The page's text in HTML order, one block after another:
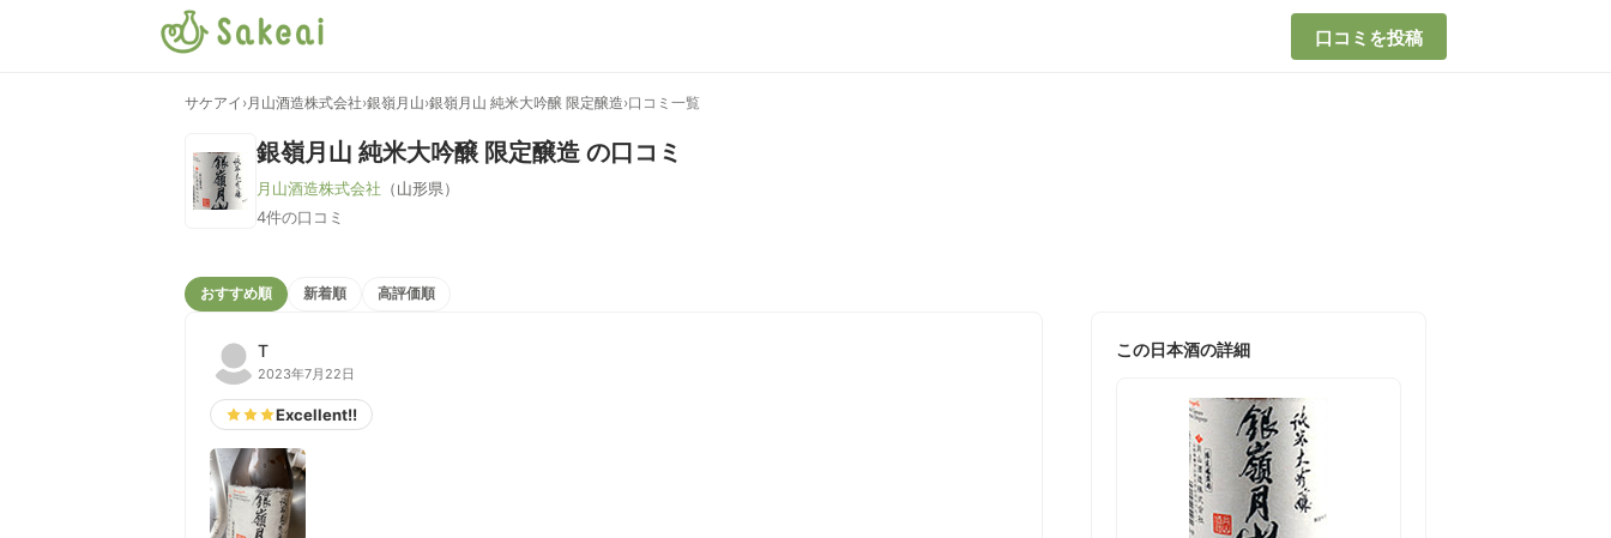
口コミを投稿
サケアイ ›月山酒造株式会社›銀嶺月山›銀嶺月山 純米大吟醸 限定醸造›口コミ一覧
銀嶺月山 純米大吟醸 限定醸造 の口コミ
月山酒造株式会社 （山形県）
4件の口コミ
おすすめ順 新着順 高評価順
T
2023年7月22日
Excellent!!
この日本酒の詳細